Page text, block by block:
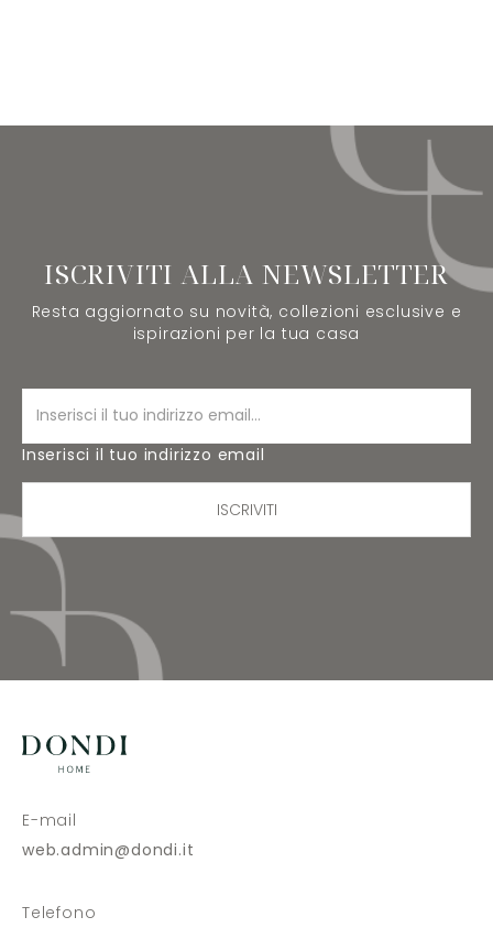
ISCRIVITI ALLA NEWSLETTER
Resta aggiornato su novità, collezioni esclusive e
ispirazioni per la tua casa
Inserisci il tuo indirizzo email
ISCRIVITI
E-mail
web.admin@dondi.it
Telefono